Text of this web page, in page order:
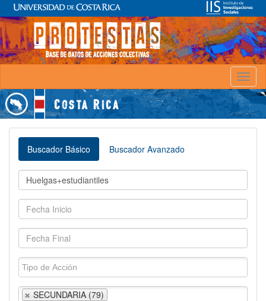
Buscador Básico Buscador Avanzado
SECUNDARIA (79)